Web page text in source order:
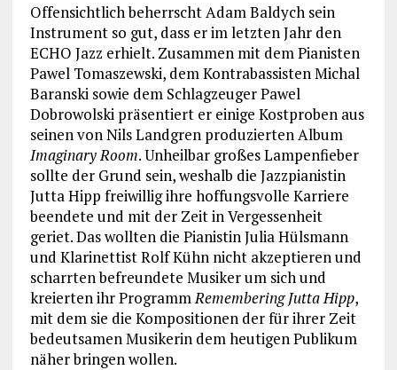
Offensichtlich beherrscht Adam Baldych sein
Instrument so gut, dass er im letzten Jahr den
ECHO Jazz erhielt. Zusammen mit dem Pianisten
Pawel Tomaszewski, dem Kontrabassisten Michal
Baranski sowie dem Schlagzeuger Pawel
Dobrowolski präsentiert er einige Kostproben aus
seinen von Nils Landgren produzierten Album
Imaginary Room. Unheilbar großes Lampenfieber
sollte der Grund sein, weshalb die Jazzpianistin
Jutta Hipp freiwillig ihre hoffungsvolle Karriere
beendete und mit der Zeit in Vergessenheit
geriet. Das wollten die Pianistin Julia Hülsmann
und Klarinettist Rolf Kühn nicht akzeptieren und
scharrten befreundete Musiker um sich und
kreierten ihr Programm Remembering Jutta Hipp,
mit dem sie die Kompositionen der für ihrer Zeit
bedeutsamen Musikerin dem heutigen Publikum
näher bringen wollen.